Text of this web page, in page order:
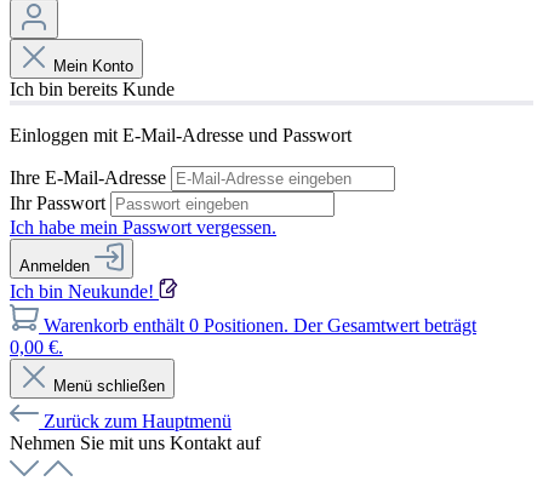
Mein Konto
Ich bin bereits Kunde
Einloggen mit E-Mail-Adresse und Passwort
Ihre E-Mail-Adresse
Ihr Passwort
Ich habe mein Passwort vergessen.
Anmelden
Ich bin Neukunde!
Warenkorb enthält 0 Positionen. Der Gesamtwert beträgt
0,00 €.
Menü schließen
Zurück zum Hauptmenü
Nehmen Sie mit uns Kontakt auf